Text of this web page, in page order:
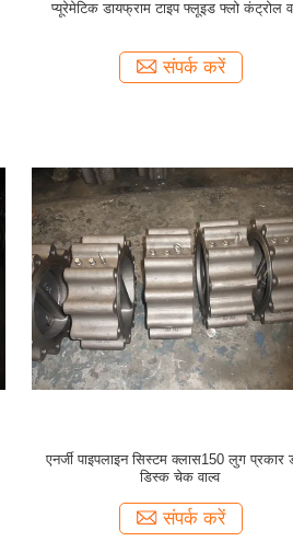
प्यूरेमेटिक डायफ्राम टाइप फ्लूइड फ्लो कंट्रोल
संपर्क करें
एनर्जी पाइपलाइन सिस्टम क्लास150 लुग प्रकार
डिस्क चेक वाल्व
संपर्क करें